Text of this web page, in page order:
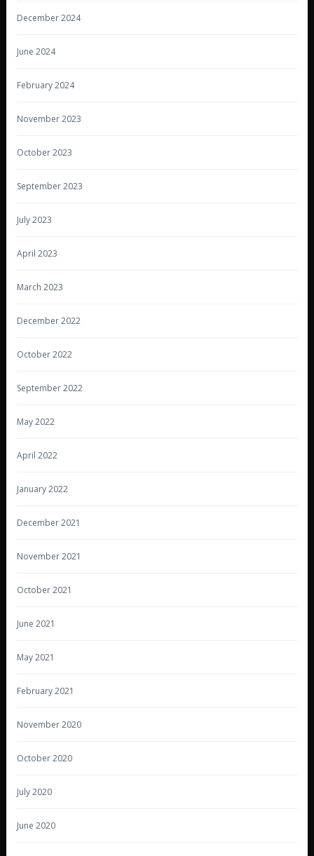
December 2024
June 2024
February 2024
November 2023
October 2023
September 2023
July 2023
April 2023
March 2023
December 2022
October 2022
September 2022
May 2022
April 2022
January 2022
December 2021
November 2021
October 2021
June 2021
May 2021
February 2021
November 2020
October 2020
July 2020
June 2020